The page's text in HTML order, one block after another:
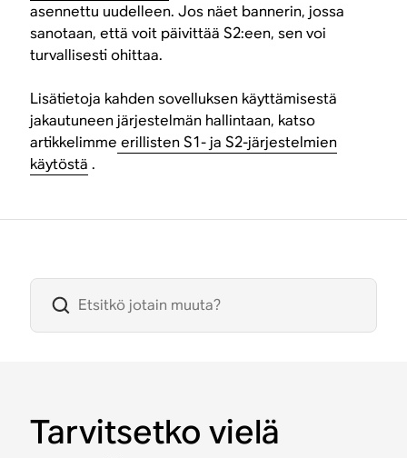
asennettu uudelleen. Jos näet bannerin, jossa
sanotaan, että voit päivittää S2:een, sen voi
turvallisesti ohittaa.
Lisätietoja kahden sovelluksen käyttämisestä
jakautuneen järjestelmän hallintaan, katso
artikkelimme erillisten S1- ja S2-järjestelmien
käytöstä .
Tarvitsetko vielä